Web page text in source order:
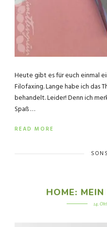
Heute gibt es für euch einmal
Filofaxing. Lange habe ich das
behandelt. Leider! Denn ich
Spaß …
READ MORE
HOME: MEIN
14.